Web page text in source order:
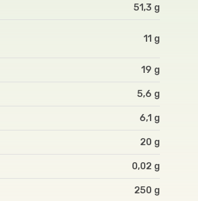
51,3 g
11 g
19 g
5,6 g
6,1 g
20 g
0,02 g
250